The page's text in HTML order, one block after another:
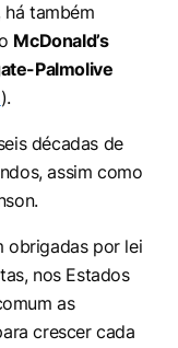
há também
McDonald’s
Palmolive
).
décadas de
assim como
obrigadas por lei
nos Estados
as
crescer cada